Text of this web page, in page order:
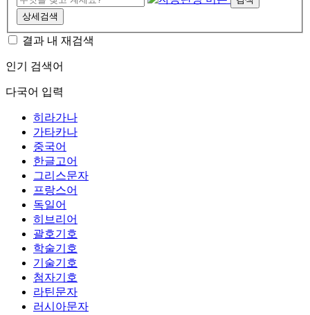
상세검색
결과 내 재검색
인기 검색어
다국어 입력
히라가나
가타카나
중국어
한글고어
그리스문자
프랑스어
독일어
히브리어
괄호기호
학술기호
기술기호
첨자기호
라틴문자
러시아문자